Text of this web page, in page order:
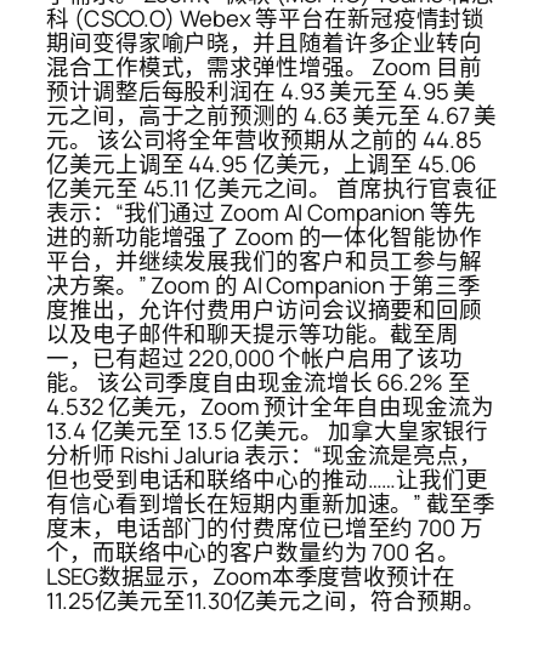
科 (CSCO.O) Webex 等平台在新冠疫情封锁
期间变得家喻户晓，并且随着许多企业转向
混合工作模式，需求弹性增强。 Zoom 目前
预计调整后每股利润在 4.93 美元至 4.95 美
元之间，高于之前预测的 4.63 美元至 4.67 美
元。 该公司将全年营收预期从之前的 44.85
亿美元上调至 44.95 亿美元，上调至 45.06
亿美元至 45.11 亿美元之间。 首席执行官袁征
表示：“我们通过 Zoom AI Companion 等先
进的新功能增强了 Zoom 的一体化智能协作
平台，并继续发展我们的客户和员工参与解
决方案。” Zoom 的 AI Companion 于第三季
度推出，允许付费用户访问会议摘要和回顾
以及电子邮件和聊天提示等功能。截至周
一，已有超过 220,000 个帐户启用了该功
能。 该公司季度自由现金流增长 66.2% 至
4.532 亿美元，Zoom 预计全年自由现金流为
13.4 亿美元至 13.5 亿美元。 加拿大皇家银行
分析师 Rishi Jaluria 表示：“现金流是亮点，
但也受到电话和联络中心的推动……让我们更
有信心看到增长在短期内重新加速。” 截至季
度末，电话部门的付费席位已增至约 700 万
个，而联络中心的客户数量约为 700 名。
LSEG数据显示，Zoom本季度营收预计在
11.25亿美元至11.30亿美元之间，符合预期。